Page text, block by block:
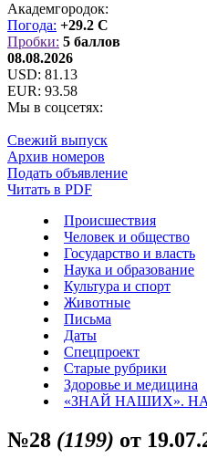
Академгородок:
Погода: +29.2 C
Пробки: 5 баллов
08.08.2026
USD: 81.13
EUR: 93.58
Мы в соцсетях:
Свежий выпуск
Архив номеров
Подать объявление
Читать в PDF
Происшествия
Человек и общество
Государство и власть
Наука и образование
Культура и спорт
Животные
Письма
Даты
Спецпроект
Старые рубрики
Здоровье и медицина
«ЗНАЙ НАШИХ».
№28 (1199) от